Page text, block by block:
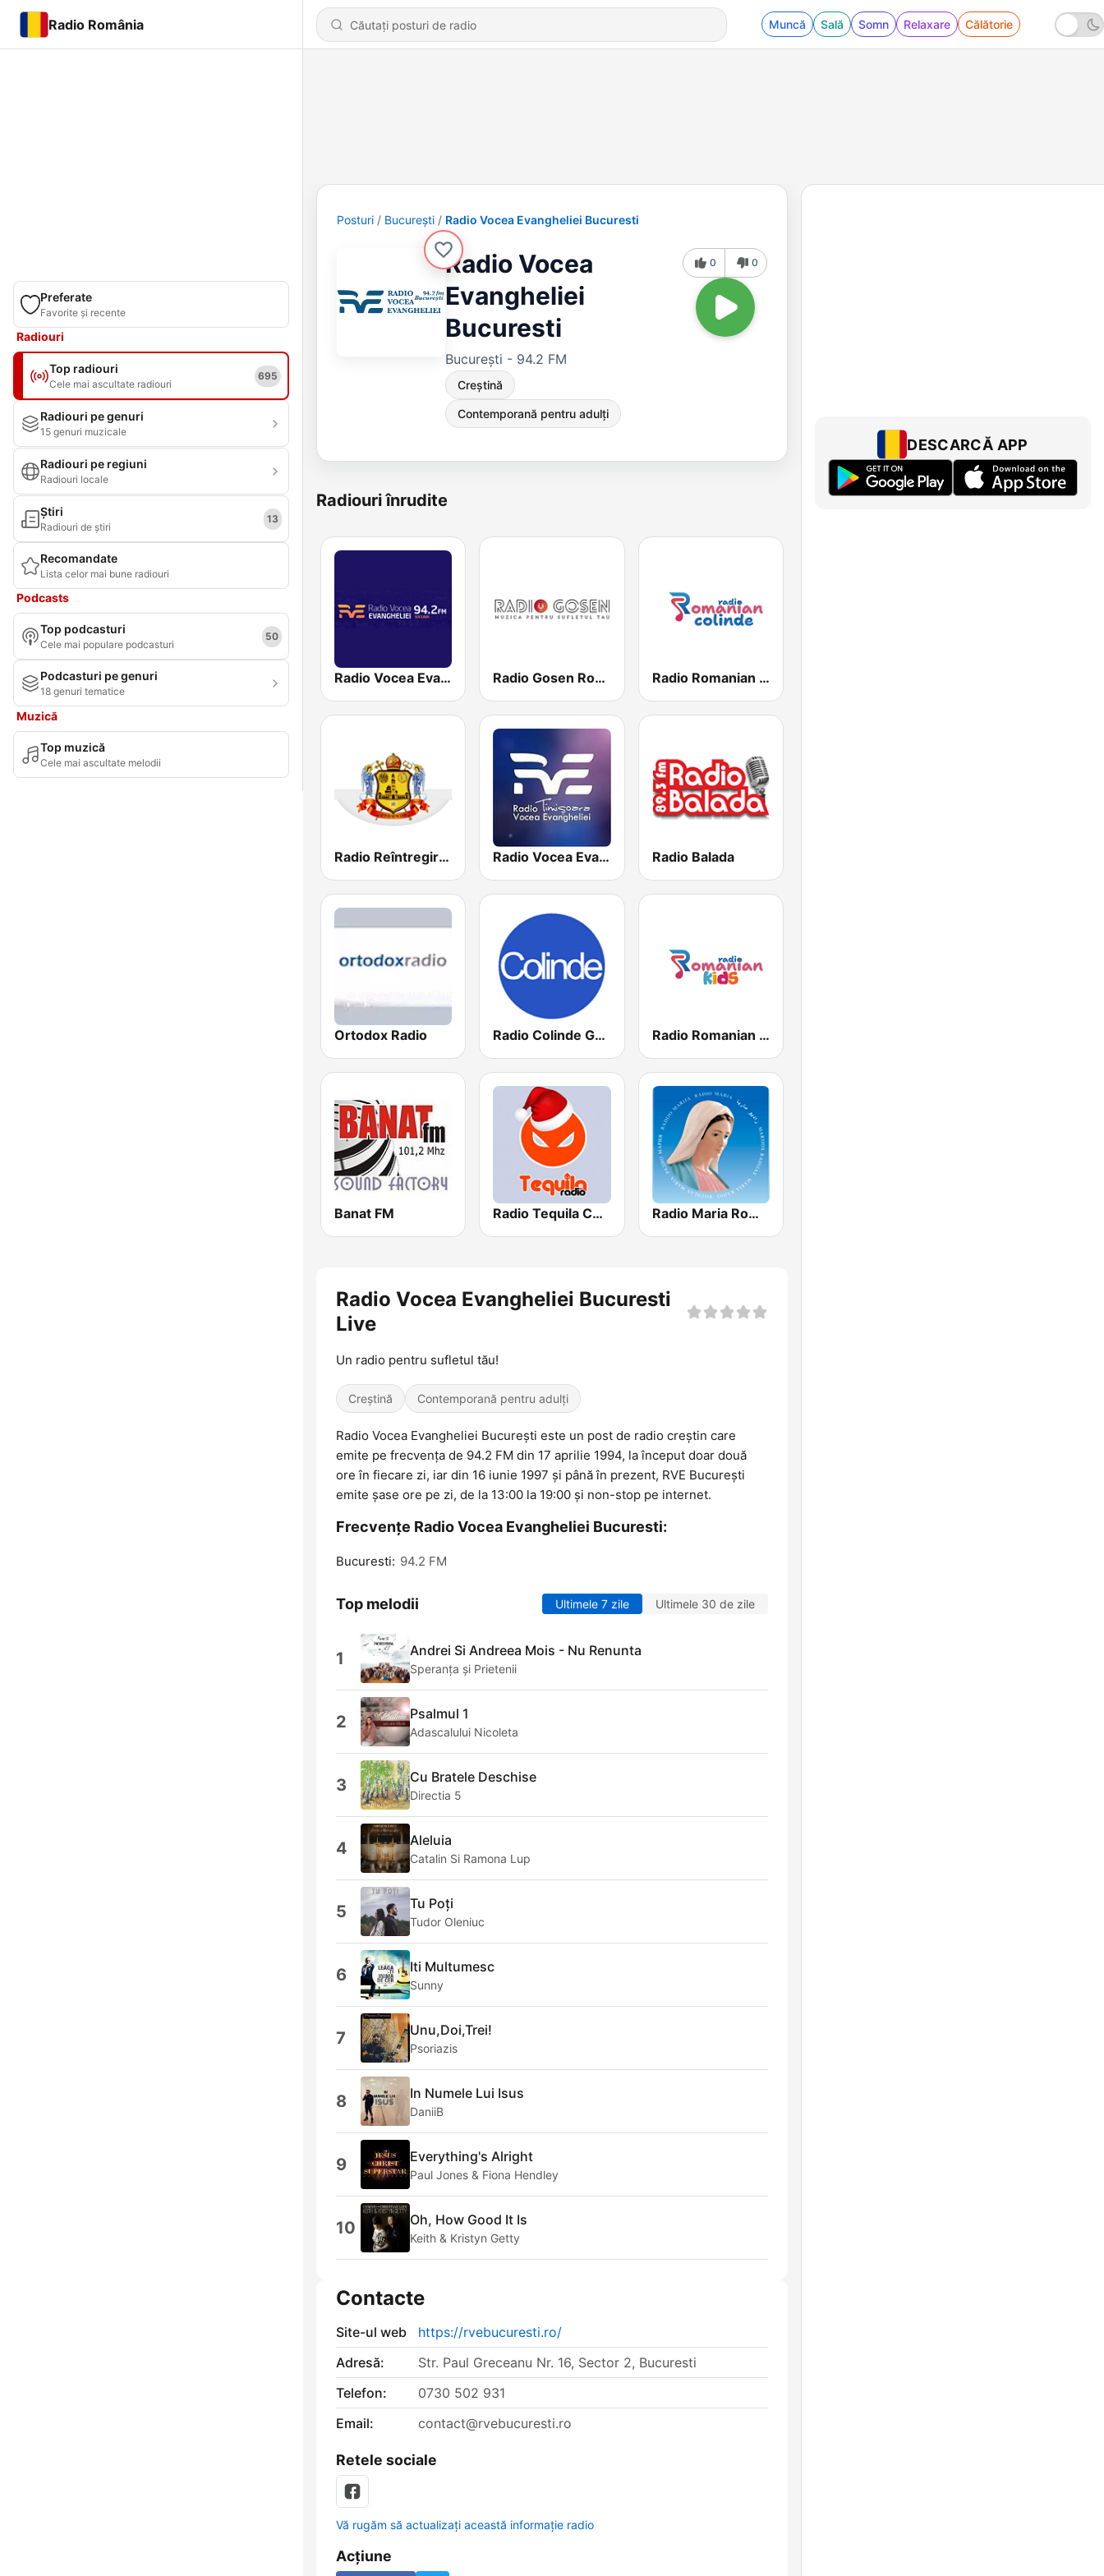
Radio România Muncă Sală Somn Relaxare Călătorie
Preferate
Favorite și recente
Radiouri
Top radiouri
Cele mai ascultate radiouri
695
Radiouri pe genuri
15 genuri muzicale
Radiouri pe regiuni
Radiouri locale
Știri
Radiouri de știri
13
Recomandate
Lista celor mai bune radiouri
Podcasts
Top podcasturi
Cele mai populare podcasturi
50
Podcasturi pe genuri
18 genuri tematice
Muzică
Top muzică
Cele mai ascultate melodii
Posturi Bucureşti Radio Vocea Evangheliei Bucuresti
Radio Vocea
Evangheliei
Bucuresti
Bucureşti - 94.2 FM
Creștină
Contemporană pentru adulți
0 0
Radiouri înrudite
Radio Vocea Evangheliei - Suceava Radio Gosen Romania Radio Romanian Colinde
Radio Reîntregirea Radio Vocea Evangheliei Timişoara Radio Balada
Ortodox Radio Radio Colinde GMusic Radio Romanian Kids
Banat FM Radio Tequila Colinde Radio Maria Romania
Radio Vocea Evangheliei Bucuresti
Live
Un radio pentru sufletul tău!
Creștină Contemporană pentru adulți
Radio Vocea Evangheliei București este un post de radio creștin care
emite pe frecvența de 94.2 FM din 17 aprilie 1994, la început doar două
ore în fiecare zi, iar din 16 iunie 1997 şi până în prezent, RVE Bucureşti
emite şase ore pe zi, de la 13:00 la 19:00 și non-stop pe internet.
Frecvențe Radio Vocea Evangheliei Bucuresti:
Bucuresti: 94.2 FM
Top melodii Ultimele 7 zile Ultimele 30 de zile
1 Andrei Si Andreea Mois - Nu Renunta
Speranța și Prietenii
2 Psalmul 1
Adascalului Nicoleta
3 Cu Bratele Deschise
Directia 5
4 Aleluia
Catalin Si Ramona Lup
5 Tu Poți
Tudor Oleniuc
6 Iti Multumesc
Sunny
7 Unu,Doi,Trei!
Psoriazis
8 In Numele Lui Isus
DaniiB
9 Everything's Alright
Paul Jones & Fiona Hendley
10 Oh, How Good It Is
Keith & Kristyn Getty
Contacte
Site-ul web
https://rvebucuresti.ro/
Adresă:
Str. Paul Greceanu Nr. 16, Sector 2, Bucuresti
Telefon:
0730 502 931
Email:
contact@rvebucuresti.ro
Retele sociale
Vă rugăm să actualizați această informație radio
Acțiune
DESCARCĂ APP